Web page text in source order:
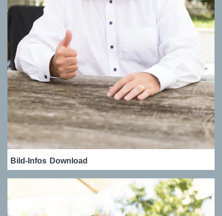
Bild-Infos Download